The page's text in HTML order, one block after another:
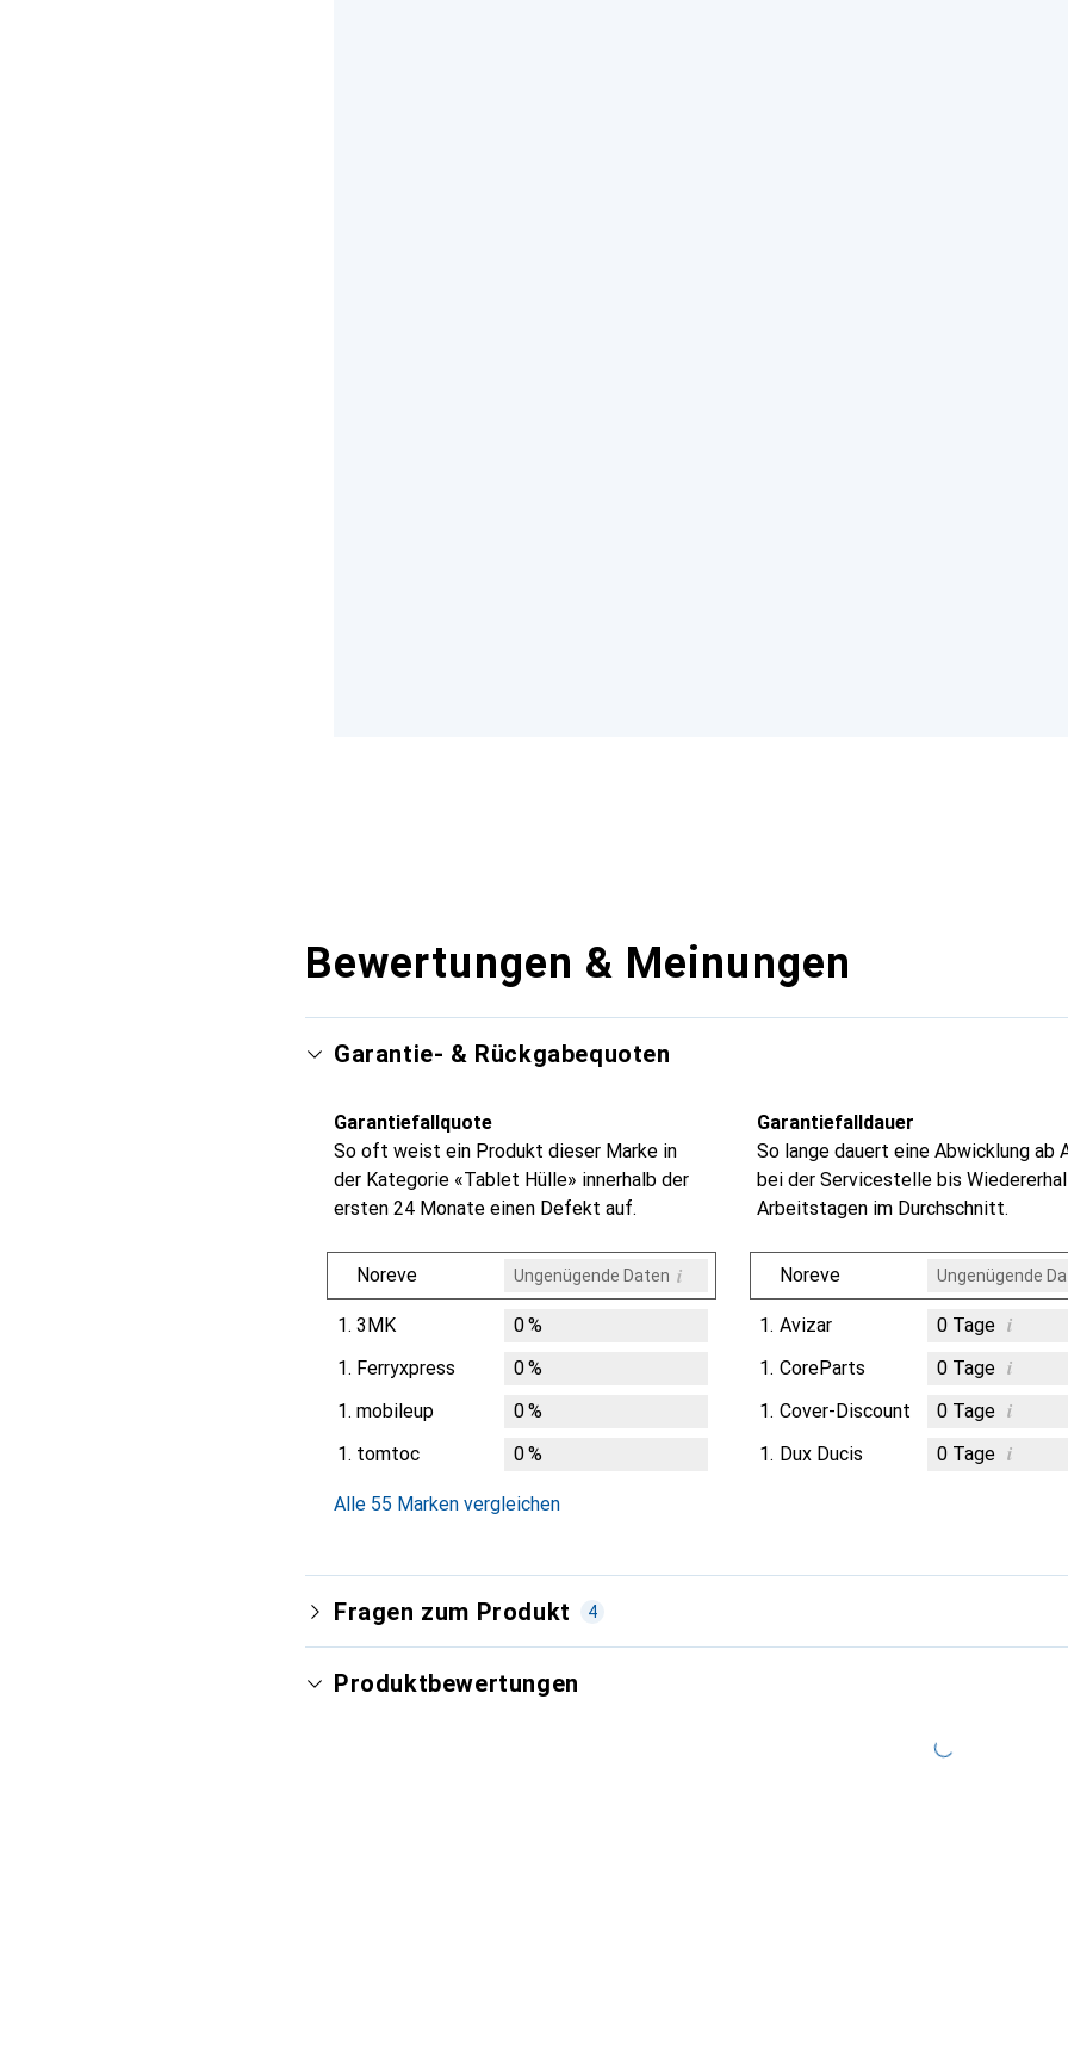
Bewertungen & Meinungen
Garantie- & Rückgabequoten
Garantiefallquote
So oft weist ein Produkt dieser Marke in
der Kategorie «Tablet Hülle» innerhalb der
ersten 24 Monate einen Defekt auf.
Noreve Ungenügende Daten i
1. 3MK 0%
1. Ferryxpress 0%
1. mobileup 0%
1. tomtoc 0%
Garantiefalldauer
So lange dauert eine Abwicklung ab
bei der Servicestelle bis
Arbeitstagen im Durchschnitt.
Noreve Ungenügende
1. Avizar 0Tage i
1. CoreParts 0Tage i
1. Cover-Discount 0Tage i
1. Dux Ducis 0Tage i
Alle 55 Marken vergleichen
Fragen zum Produkt 4
Produktbewertungen